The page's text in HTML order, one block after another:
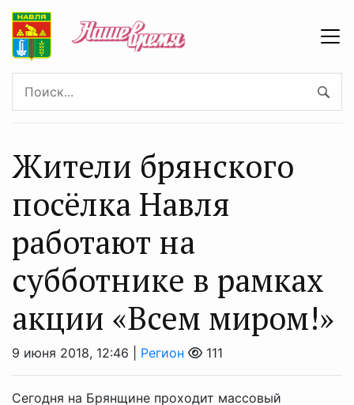
Жители брянского
посёлка Навля
работают на
субботнике в рамках
акции «Всем миром!»
9 июня 2018, 12:46 | Регион 111
Сегодня на Брянщине проходит массовый